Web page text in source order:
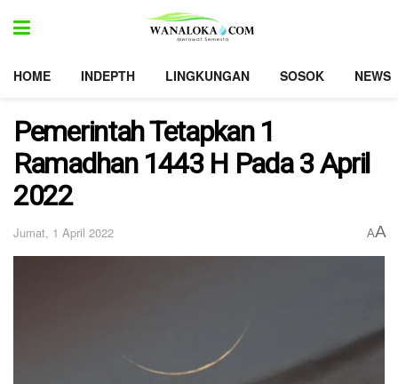
HOME INDEPTH LINGKUNGAN SOSOK NEWS
Pemerintah Tetapkan 1
Ramadhan 1443 H Pada 3 April
2022
Jumat, 1 April 2022 AA